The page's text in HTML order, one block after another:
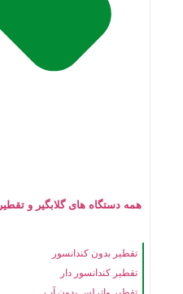
همه دستگاه های گلابگیر و تقطیر
تقطیر بدون کندانسور
تقطیر کندانسور دار